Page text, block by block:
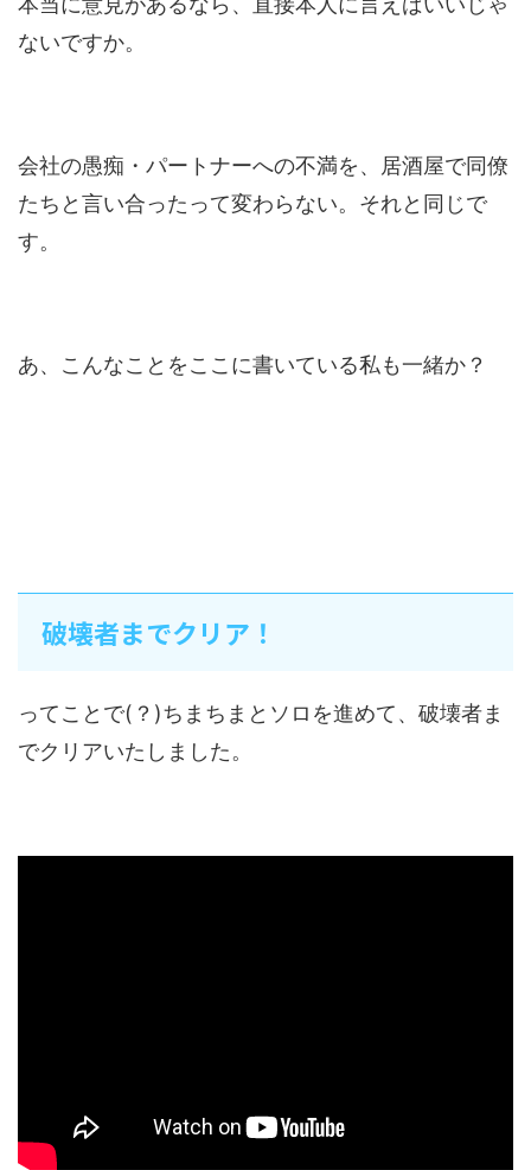
ないですか。
会社の愚痴・パートナーへの不満を、居酒屋で同僚
たちと言い合ったって変わらない。それと同じで
す。
あ、こんなことをここに書いている私も一緒か？
破壊者までクリア！
ってことで(？)ちまちまとソロを進めて、破壊者ま
でクリアいたしました。